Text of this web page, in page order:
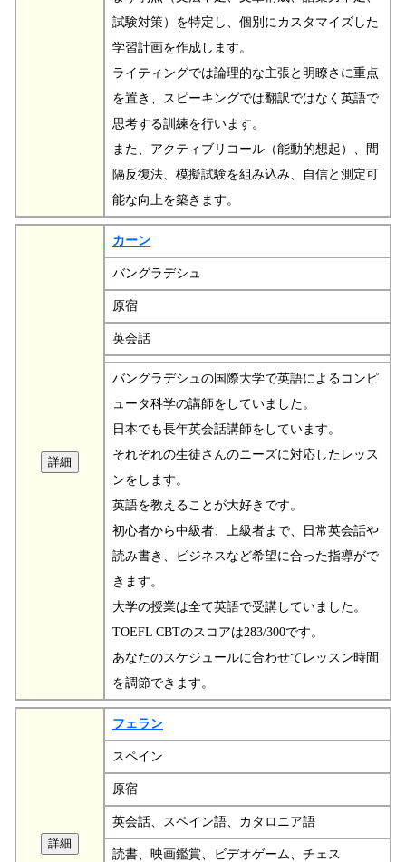
試験対策）を特定し、個別にカスタマイズした
学習計画を作成します。
ライティングでは論理的な主張と明瞭さに重点
を置き、スピーキングでは翻訳ではなく英語で
思考する訓練を行います。
また、アクティブリコール（能動的想起）、間
隔反復法、模擬試験を組み込み、自信と測定可
能な向上を築きます。
カーン
バングラデシュ
原宿
英会話
バングラデシュの国際大学で英語によるコンピ
ュータ科学の講師をしていました。
日本でも長年英会話講師をしています。
それぞれの生徒さんのニーズに対応したレッス
ンをします。
英語を教えることが大好きです。
初心者から中級者、上級者まで、日常英会話や
読み書き、ビジネスなど希望に合った指導がで
きます。
大学の授業は全て英語で受講していました。
TOEFL CBTのスコアは283/300です。
あなたのスケジュールに合わせてレッスン時間
を調節できます。
フェラン
スペイン
原宿
英会話、スペイン語、カタロニア語
読書、映画鑑賞、ビデオゲーム、チェス